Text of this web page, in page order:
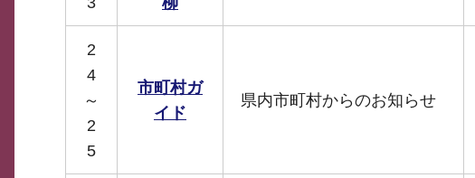
2
4
～
2
5
市町村ガ
イド
県内市町村からのお知らせ